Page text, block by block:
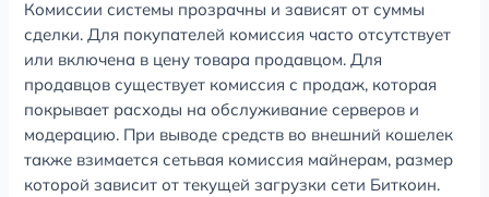
Комиссии системы прозрачны и зависят от суммы
сделки. Для покупателей комиссия часто отсутствует
или включена в цену товара продавцом. Для
продавцов существует комиссия с продаж, которая
покрывает расходы на обслуживание серверов и
модерацию. При выводе средств во внешний кошелек
также взимается сетьвая комиссия майнерам, размер
которой зависит от текущей загрузки сети Биткоин.